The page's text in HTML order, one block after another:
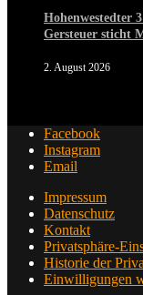
Hohenwestedter
Gersteuer sticht
2. August 2026
Facebook
Instagram
Email
Impressum
Datenschutz
Kontakt
Privatsphäre-
Historie der
Einwilligungen